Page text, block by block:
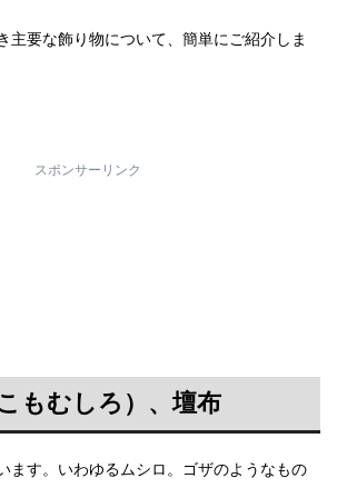
主要な飾り物について、簡単にご紹介しま
スポンサーリンク
もむしろ）、壇布
ます。いわゆるムシロ。ゴザのようなもの